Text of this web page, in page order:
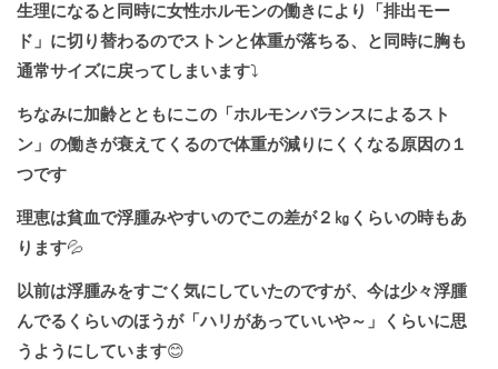
生理になると同時に女性ホルモンの働きにより「排出モー
ド」に切り替わるのでストンと体重が落ちる、と同時に胸も
通常サイズに戻ってしまいます⤵️
ちなみに加齢とともにこの「ホルモンバランスによるスト
ン」の働きが衰えてくるので体重が減りにくくなる原因の１
つです
理恵は貧血で浮腫みやすいのでこの差が２㎏くらいの時もあ
ります💦
以前は浮腫みをすごく気にしていたのですが、今は少々浮腫
んでるくらいのほうが「ハリがあっていいや～」くらいに思
うようにしています😊